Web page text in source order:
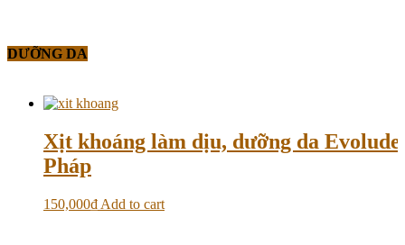
DƯỠNG DA
Xịt khoáng làm dịu, dưỡng da
Pháp
150,000₫ Add to cart